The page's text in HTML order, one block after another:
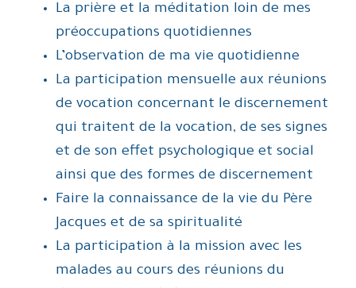
La prière et la méditation loin de mes
préoccupations quotidiennes
L’observation de ma vie quotidienne
La participation mensuelle aux réunions
de vocation concernant le discernement
qui traitent de la vocation, de ses signes
et de son effet psychologique et social
ainsi que des formes de discernement
Faire la connaissance de la vie du Père
Jacques et de sa spiritualité
La participation à la mission avec les
malades au cours des réunions du